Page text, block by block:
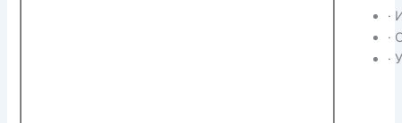
·
·
·